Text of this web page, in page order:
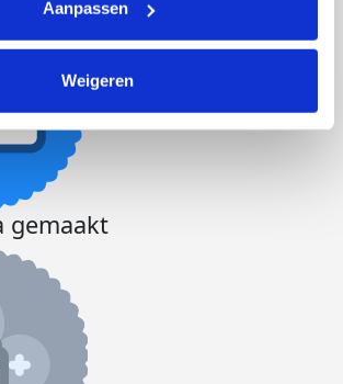
Aanpassen
Weigeren
gemaakt